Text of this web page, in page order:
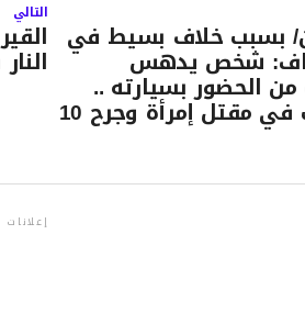
التالي
بسبب خلاف بسيط في
شخص يدهس
الحضور بسيارته ..
ويتسبب في مقتل إمرأة وجرح 10
إعلانات